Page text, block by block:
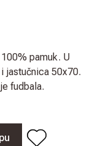
pamuk. U
jastučnica 50x70.
fudbala.